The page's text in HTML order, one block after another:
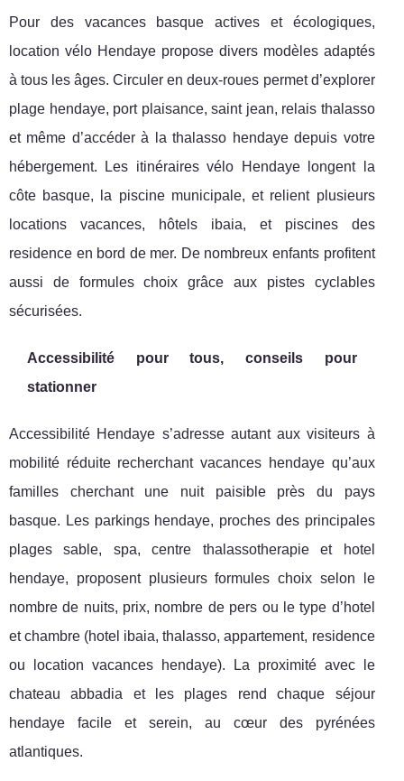
Pour des vacances basque actives et écologiques,
location vélo Hendaye propose divers modèles adaptés
à tous les âges. Circuler en deux-roues permet d’explorer
plage hendaye, port plaisance, saint jean, relais thalasso
et même d’accéder à la thalasso hendaye depuis votre
hébergement. Les itinéraires vélo Hendaye longent la
côte basque, la piscine municipale, et relient plusieurs
locations vacances, hôtels ibaia, et piscines des
residence en bord de mer. De nombreux enfants profitent
aussi de formules choix grâce aux pistes cyclables
sécurisées.
Accessibilité pour tous, conseils pour
stationner
Accessibilité Hendaye s’adresse autant aux visiteurs à
mobilité réduite recherchant vacances hendaye qu’aux
familles cherchant une nuit paisible près du pays
basque. Les parkings hendaye, proches des principales
plages sable, spa, centre thalassotherapie et hotel
hendaye, proposent plusieurs formules choix selon le
nombre de nuits, prix, nombre de pers ou le type d’hotel
et chambre (hotel ibaia, thalasso, appartement, residence
ou location vacances hendaye). La proximité avec le
chateau abbadia et les plages rend chaque séjour
hendaye facile et serein, au cœur des pyrénées
atlantiques.